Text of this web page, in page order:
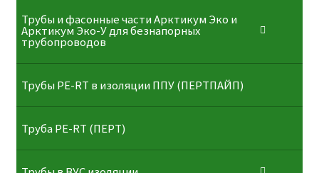
Трубы и фасонные части Арктикум Эко и
Арктикум Эко-У для безнапорных
трубопроводов
Трубы PE-RT в изоляции ППУ (ПЕРТПАЙП)
⁠Трубa PE-RT (ПЕРТ)